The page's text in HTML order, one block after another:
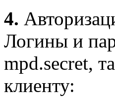
4.
Логины и
mpd.secret,
клиенту: